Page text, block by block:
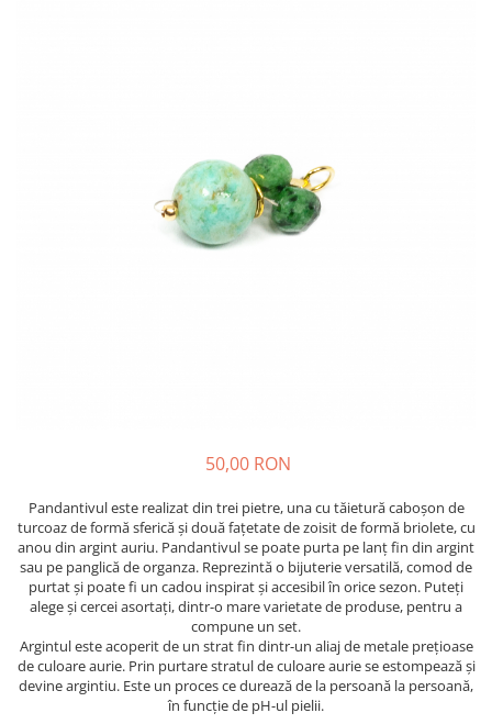
50,00 RON
Pandantivul este realizat din trei pietre, una cu tăietură caboșon de
turcoaz de formă sferică și două fațetate de zoisit de formă briolete, cu
anou din argint auriu. Pandantivul se poate purta pe lanț fin din argint
sau pe panglică de organza. Reprezintă o bijuterie versatilă, comod de
purtat și poate fi un cadou inspirat și accesibil în orice sezon. Puteți
alege și cercei asortați, dintr-o mare varietate de produse, pentru a
compune un set.
Argintul este acoperit de un strat fin dintr-un aliaj de metale prețioase
de culoare aurie. Prin purtare stratul de culoare aurie se estompează și
devine argintiu. Este un proces ce durează de la persoană la persoană,
în funcție de pH-ul pielii.